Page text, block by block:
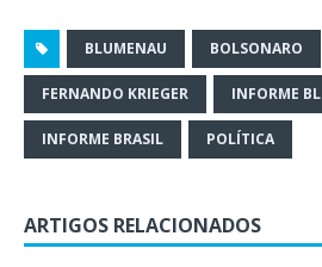
BLUMENAU BOLSONARO
FERNANDO KRIEGER INFORME
INFORME BRASIL POLÍTICA
ARTIGOS RELACIONADOS